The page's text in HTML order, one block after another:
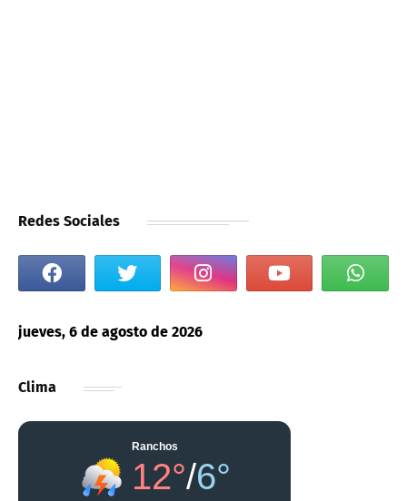
Redes Sociales
jueves, 6 de agosto de 2026
Clima